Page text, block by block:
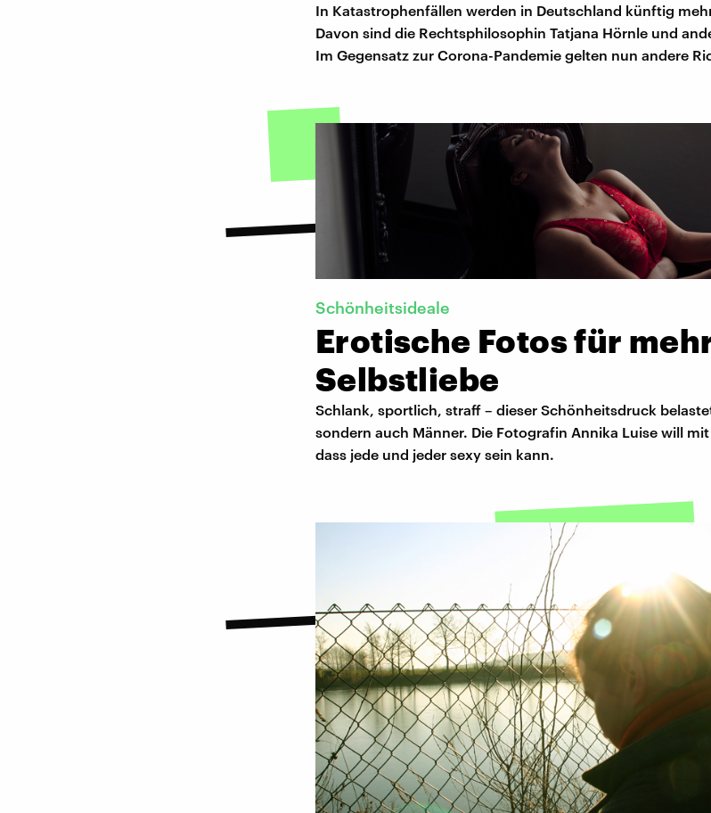
In Katastrophenfällen werden in Deutschland künftig
Davon sind die Rechtsphilosophin Tatjana Hörnle und
Im Gegensatz zur Corona-Pandemie gelten nun andere
Schönheitsideale
Erotische Fotos für
Selbstliebe
Schlank, sportlich, straff – dieser Schönheitsdruck
sondern auch Männer. Die Fotografin Annika Luise will
dass jede und jeder sexy sein kann.